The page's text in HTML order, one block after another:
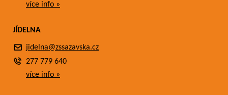
více info »
JÍDELNA
jidelna@zssazavska.cz
277 779 640
více info »